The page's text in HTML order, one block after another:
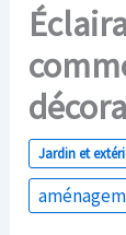
Jardin et